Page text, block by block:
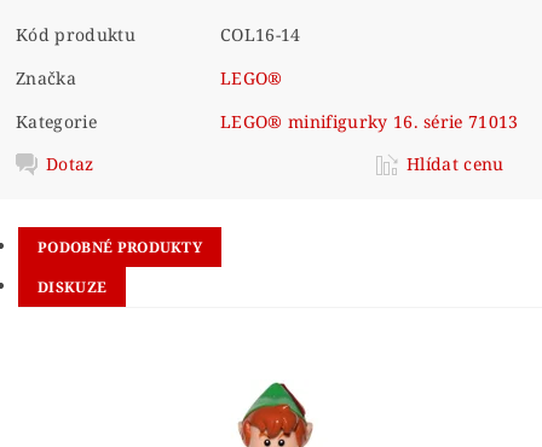
Kód produktu
COL16-14
Značka
LEGO®
Kategorie
LEGO® minifigurky 16. série 71013
Dotaz
Hlídat cenu
PODOBNÉ PRODUKTY
DISKUZE